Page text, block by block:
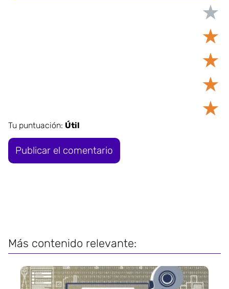
★
★
★
★
★
Tu puntuación: Útil
Más contenido relevante: